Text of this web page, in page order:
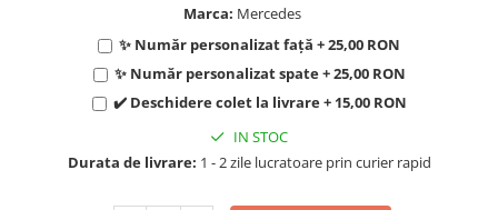
Marca: Mercedes
✨ Număr personalizat față + 25,00 RON
✨ Număr personalizat spate + 25,00 RON
✔️ Deschidere colet la livrare + 15,00 RON
IN STOC
Durata de livrare: 1 - 2 zile lucratoare prin curier rapid